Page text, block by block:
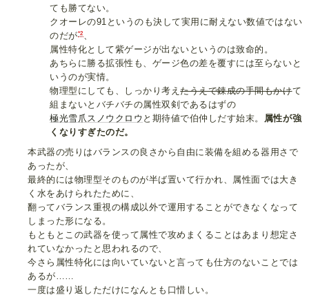
ても勝てない。
クオーレの91というのも決して実用に耐えない数値ではない
のだが*2、
属性特化として紫ゲージが出ないというのは致命的。
あちらに勝る拡張性も、ゲージ色の差を覆すには至らないと
いうのが実情。
物理型にしても、しっかり考えたうえで錬成の手間もかけて
組まないとバチバチの属性双剣であるはずの
極光雪爪スノウクロウ と期待値で伯仲しだす始末。 属性が強
くなりすぎたのだ。
本武器の売りはバランスの良さから自由に装備を組める器用さで
あったが、
最終的には物理型そのものが半ば置いて行かれ、属性面では大き
く水をあけられたために、
翻ってバランス重視の構成以外で運用することができなくなって
しまった形になる。
もともとこの武器を使って属性で攻めまくることはあまり想定さ
れていなかったと思われるので、
今さら属性特化には向いていないと言っても仕方のないことでは
あるが……
一度は盛り返しただけになんとも口惜しい。